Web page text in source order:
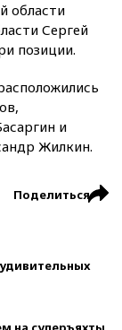
области
Сергей
позиции.
и
Жилкин.
Поделиться